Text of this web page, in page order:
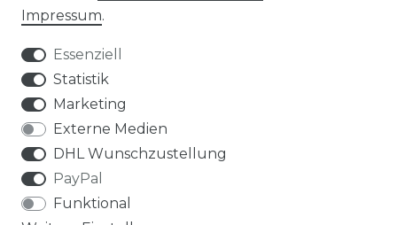
Impressum
AGB
Impressum.
Essenziell
Statistik
Marketing
Externe Medien
DHL Wunschzustellung
PayPal
Funktional